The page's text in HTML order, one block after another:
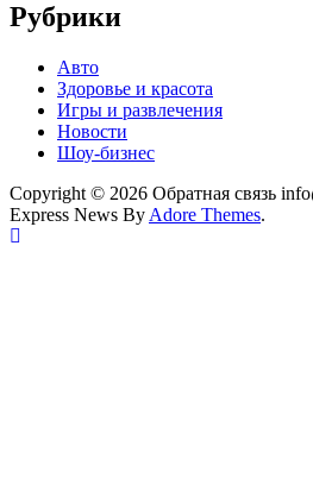
Рубрики
Авто
Здоровье и красота
Игры и развлечения
Новости
Шоу-бизнес
Copyright © 2026 Обратная связь
Express News By Adore Themes.